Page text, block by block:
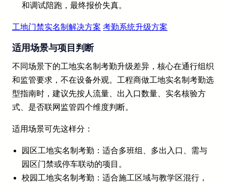
和调试陪跑，最终报价失真。
工地门禁实名制解决方案 考勤系统升级方案
适用场景与项目判断
不同场景下的工地实名制考勤升级差异，核心在通行组织
和监管要求，不在设备外观。工程商做工地实名制考勤选
型指南时，建议先按人流量、出入口数量、实名核验方
式、是否联网监管四个维度判断。
适用场景可先这样分：
园区工地实名制考勤：适合多班组、多出入口、需与
园区门禁或停车联动的项目。
校园工地实名制考勤：适合施工区域与教学区混行，